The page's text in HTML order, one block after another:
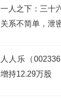
一人之下：三十
关系不简单，泄
人人乐（
增持12.29万股